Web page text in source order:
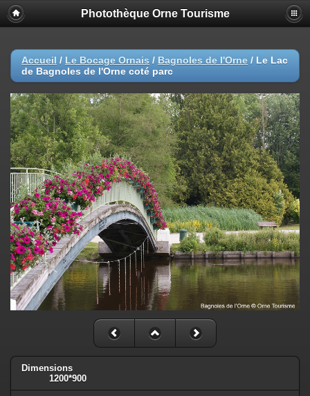
Photothèque Orne Tourisme
Accueil / Le Bocage Ornais / Bagnoles de l'Orne / Le Lac
de Bagnoles de l'Orne coté parc
Dimensions
1200*900